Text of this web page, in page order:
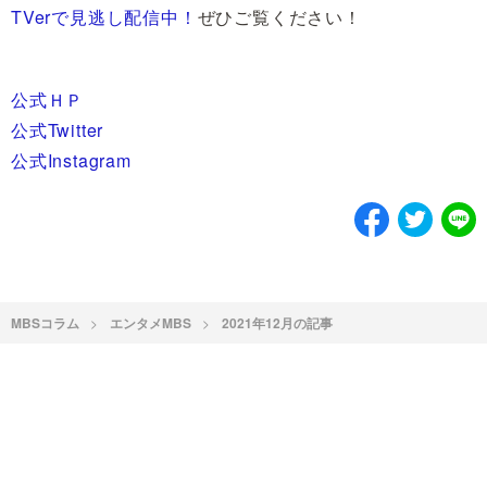
TVerで見逃し配信中！ ぜひご覧ください！
公式ＨＰ
公式Twitter
公式Instagram
MBSコラム エンタメMBS 2021年12月の記事